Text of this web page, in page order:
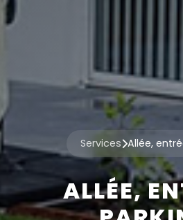
Services Allée,
ALLÉE,